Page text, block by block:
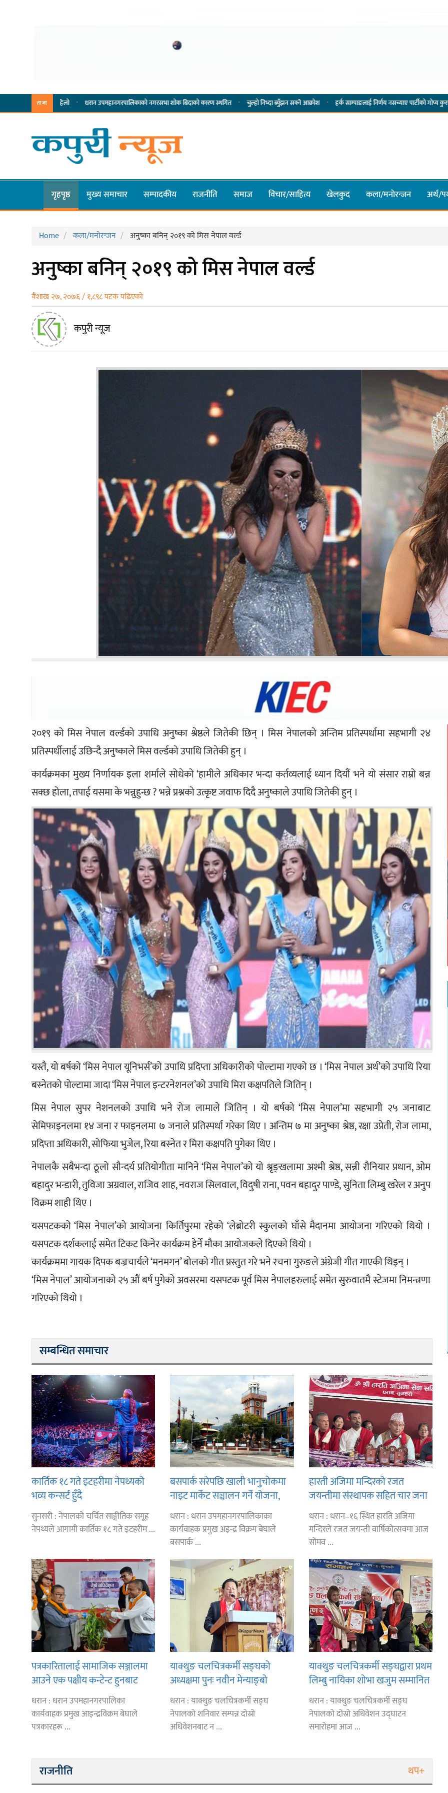
ताजा
· धरान उपमहानगरपालिकाको नगरसभा शोक बिदाको कारण स्थगित · चुल्हो निभ्दा ब्युँझन सक्ने आक्रोश · हर्क साम्पाङलाई निर्णय नसच्याए पार्टीको गोप्य कुरा सार्वजनिक गर्ने
गृहपृष्ठ मुख्य समाचार सम्पादकीय राजनीति समाज विचार/साहित्य खेलकुद कला/मनाेरन्जन अर्थ/
Home कला/मनाेरन्जन अनुष्का बनिन् २०१९ को मिस नेपाल वर्ल्ड
अनुष्का बनिन् २०१९ को मिस नेपाल वर्ल्ड
वैशाख २७, २०७६ / १,८९८ पटक पढिएको
कपुरी न्यूज
२०१९ को मिस नेपाल वर्ल्डको उपाधि अनुष्का श्रेष्ठले जितेकी छिन् । मिस नेपालको अन्तिम प्रतिस्पर्धामा सहभागी २४
प्रतिस्पर्धीलाई उछिन्दै अनुष्काले मिस वर्ल्डको उपाधि जितेकी हुन् ।
कार्यक्रमका मुख्य निर्णायक इला शर्माले सोधेको ‘हामीले अधिकार भन्दा कर्तव्यलाई ध्यान दियौं भने यो संसार राम्रो बन्न
सक्छ होला, तपाई यसमा के भन्नुहुन्छ ? भन्ने प्रश्नको उत्कृष्ट जवाफ दिदै अनुष्काले उपाधि जितेकी हुन् ।
यस्तै, यो बर्षको ‘मिस नेपाल यूनिभर्स’को उपाधि प्रदिप्ता अधिकारीको पोल्टामा गएको छ । ‘मिस नेपाल अर्थ’को उपाधि रिया
बस्नेतको पोल्टामा जादा ‘मिस नेपाल इन्टरनेशनल’को उपाधि मिरा कक्षपतिले जितिन् ।
मिस नेपाल सुपर नेशनलको उपाधि भने रोज लामाले जितिन् । यो बर्षको ‘मिस नेपाल’मा सहभागी २५ जनाबाट
सेमिफाइनलमा १४ जना र फाइनलमा ७ जनाले प्रतिस्पर्धा गरेका थिए । अन्तिम ७ मा अनुष्का श्रेष्ठ, रक्षा उप्रेती, रोज लामा,
प्रदिप्ता अधिकारी, सोफिया भुजेल, रिया बस्नेत र मिरा कक्षपति पुगेका थिए ।
नेपालकै सबैभन्दा ठूलो सौन्दर्य प्रतियोगीता मानिने ‘मिस नेपाल’को यो श्रृङ्खलामा अश्मी श्रेष्ठ, सन्नी रौनियार प्रधान, ओम
बहादुर भन्डारी, तुविजा अग्रवाल, राजिव शाह, नवराज सिलवाल, विदुषी राना, पवन बहादुर पाण्डे, सुनिता लिम्बु खरेल र अनुप
विक्रम शाही थिए ।
यसपटकको ‘मिस नेपाल’को आयोजना किर्तिपुरमा रहेको ‘लेब्रोटरी स्कुलको घाँसे मैदानमा आयोजना गरिएको थियो ।
यसपटक दर्शकलाई समेत टिकट किनेर कार्यक्रम हेर्ने मौका आयोजकले दिएको थियो ।
कार्यक्रममा गायक दिपक बज्रचार्यले ‘मनमगन’ बोलको गीत प्रस्तुत गरे भने रचना गुरुङले अंग्रेजी गीत गाएकी थिइन् ।
‘मिस नेपाल’ आयोजनाको २५ औं बर्ष पुगेको अवसरमा यसपटक पूर्व मिस नेपालहरुलाई समेत सुरुवातमै स्टेजमा निमन्त्रणा
गरिएको थियो ।
सम्बन्धित समाचार
कार्तिक १८ गते इटहरीमा नेपथ्यको
भव्य कन्सर्ट हुँदै
सुनसरी : नेपालको चर्चित साङ्गीतिक समूह
नेपथ्यले आगामी कार्तिक १८ गते इटहरीम ...
बसपार्क सरेपछि खाली भानुचोकमा
नाइट मार्केट सञ्चालन गर्ने योजना,
तत्काल १ करोड बजेट लगानी गरिने
धरान : धरान उपमहानगरपालिकाका
कार्यवाहक प्रमुख अइन्द्र विक्रम बेघाले
बसपार्क ...
हारती अजिमा मन्दिरको रजत
जयन्तीमा संस्थापक सहित चार जना
सम्मानित
धरान : धरान–१६ स्थित हारति अजिमा
मन्दिरले रजत जयन्ती वार्षिकोत्सवमा आज
सोमव ...
पत्रकारितालाई सामाजिक सञ्जालमा
आउने एक पक्षीय कन्टेन्ट हुनबाट
जोगाउन आग्रह
धरान : धरान उपमहानगरपालिका
कार्यवाहक प्रमुख आइन्द्रविक्रम बेघाले
पत्रकारहरू ...
याक्थुङ चलचित्रकर्मी सङ्घको
अध्यक्षमा पुनः नवीन मेन्याङ्बो
धरान : याक्थुङ चलचित्रकर्मी सङ्घ
नेपालको शनिवार सम्पन्न दोस्रो
अधिवेशनबाट न ...
याक्थुङ चलचित्रकर्मी सङ्घद्वारा प्रथम
लिम्बु नायिका शोभा खजुम सम्मानित
धरान : याक्थुङ चलचित्रकर्मी सङ्घ
नेपालको दोस्रो अधिवेशन उद्घाटन
समारोहमा आज ...
राजनीति थप+